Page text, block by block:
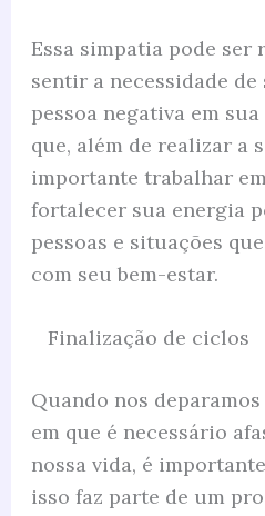
Essa simpatia pode ser
sentir a necessidade de
pessoa negativa em
que, além de realizar a
importante trabalhar
fortalecer sua energia
pessoas e situações
com seu bem-estar.
Finalização de ciclos
Quando nos
em que é necessário
nossa vida, é
isso faz parte de um